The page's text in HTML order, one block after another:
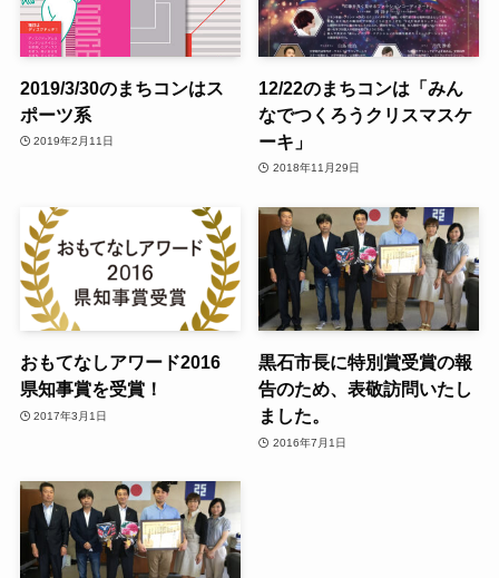
2019/3/30のまちコンはス
ポーツ系
2019年2月11日
12/22のまちコンは「みん
なでつくろうクリスマスケ
ーキ」
2018年11月29日
おもてなしアワード2016
県知事賞を受賞！
2017年3月1日
黒石市長に特別賞受賞の報
告のため、表敬訪問いたし
ました。
2016年7月1日